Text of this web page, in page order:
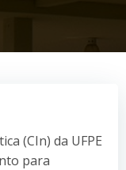
(CIn) da UFPE
para